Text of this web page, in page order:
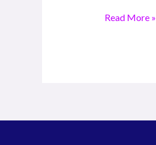
Read More »